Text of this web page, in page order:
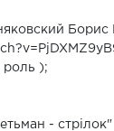
Борис
роль );
-